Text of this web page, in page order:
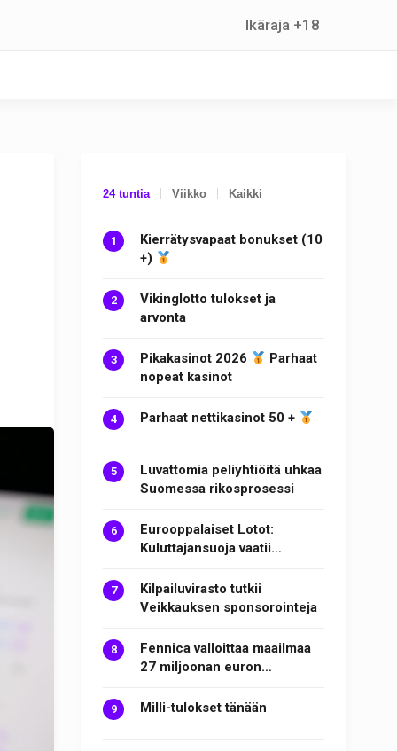
Ikäraja +18
24 tuntia Viikko Kaikki
Kierrätysvapaat bonukset (10
+)
Vikinglotto tulokset ja
arvonta
Pikakasinot 2026
Parhaat
nopeat kasinot
Parhaat nettikasinot 50 +
Luvattomia peliyhtiöitä uhkaa
Suomessa rikosprosessi
Eurooppalaiset Lotot:
Kuluttajansuoja vaatii…
Kilpailuvirasto tutkii
Veikkauksen sponsorointeja
Fennica valloittaa maailmaa
27 miljoonan euron…
Milli-tulokset tänään